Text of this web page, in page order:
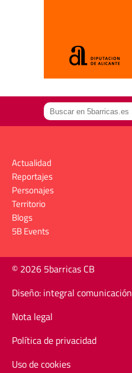
Actualidad
Reportajes
Personajes
Territorio
Blogs
5B Events
© 2026 5barricas CB
Diseño: integral comunicación
Nota legal
Política de privacidad
Uso de cookies